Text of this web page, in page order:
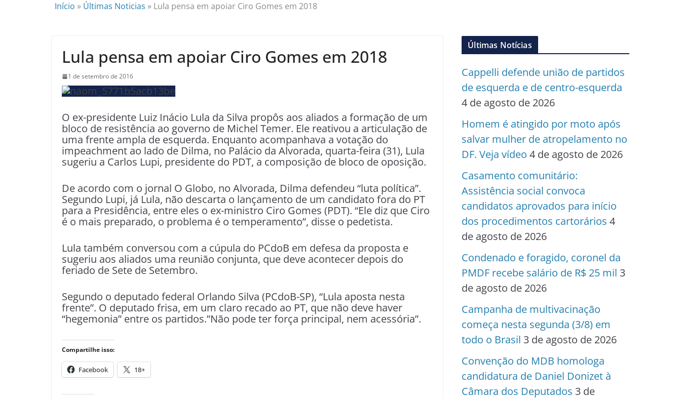
Início » Últimas Noticias » Lula pensa em apoiar Ciro Gomes em 2018
Lula pensa em apoiar Ciro Gomes em 2018
1 de setembro de 2016
O ex-presidente Luiz Inácio Lula da Silva propôs aos aliados a formação de um
bloco de resistência ao governo de Michel Temer. Ele reativou a articulação de
uma frente ampla de esquerda. Enquanto acompanhava a votação do
impeachment ao lado de Dilma, no Palácio da Alvorada, quarta-feira (31), Lula
sugeriu a Carlos Lupi, presidente do PDT, a composição de bloco de oposição.
De acordo com o jornal O Globo, no Alvorada, Dilma defendeu “luta política”.
Segundo Lupi, já Lula, não descarta o lançamento de um candidato fora do PT
para a Presidência, entre eles o ex-ministro Ciro Gomes (PDT). “Ele diz que Ciro
é o mais preparado, o problema é o temperamento”, disse o pedetista.
Lula também conversou com a cúpula do PCdoB em defesa da proposta e
sugeriu aos aliados uma reunião conjunta, que deve acontecer depois do
feriado de Sete de Setembro.
Segundo o deputado federal Orlando Silva (PCdoB-SP), “Lula aposta nesta
frente”. O deputado frisa, em um claro recado ao PT, que não deve haver
“hegemonia” entre os partidos.”Não pode ter força principal, nem acessória”.
Compartilhe isso:
Facebook 18+
Últimas Notícias
Cappelli defende união de partidos
de esquerda e de centro-esquerda
4 de agosto de 2026
Homem é atingido por moto após
salvar mulher de atropelamento no
DF. Veja vídeo 4 de agosto de 2026
Casamento comunitário:
Assistência social convoca
candidatos aprovados para início
dos procedimentos cartorários 4
de agosto de 2026
Condenado e foragido, coronel da
PMDF recebe salário de R$ 25 mil 3
de agosto de 2026
Campanha de multivacinação
começa nesta segunda (3/8) em
todo o Brasil 3 de agosto de 2026
Convenção do MDB homologa
candidatura de Daniel Donizet à
Câmara dos Deputados 3 de